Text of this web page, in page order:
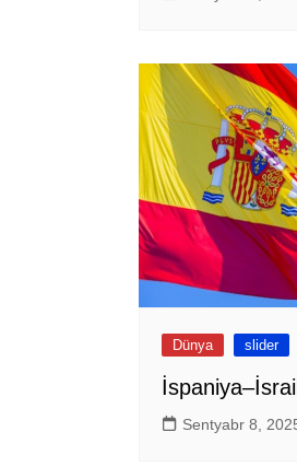
Dünya slider
Sentyabr 8,